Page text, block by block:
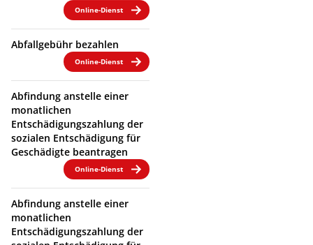
Online-Dienst
Abfallgebühr bezahlen
Online-Dienst
Abfindung anstelle einer
monatlichen
Entschädigungszahlung der
sozialen Entschädigung für
Geschädigte beantragen
Online-Dienst
Abfindung anstelle einer
monatlichen
Entschädigungszahlung der